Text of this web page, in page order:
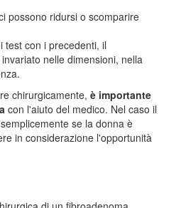
possono ridursi o scomparire
test con i precedenti, il
nelle dimensioni, nella
chirurgicamente, è importante
con l'aiuto del medico. Nel caso il
se la donna è
in considerazione l'opportunità